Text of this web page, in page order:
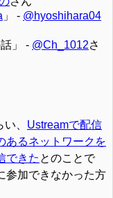
」 - @hyoshihara04
」 - @Ch_1012さ
、 Ustreamで配信
あるネットワークを
できた とのことで
参加できなかった方